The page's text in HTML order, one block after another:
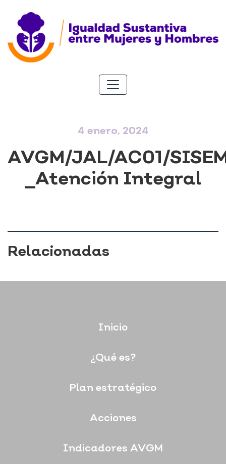
4 enero, 2024
AVGM/JAL/AC01/
_Atención Integral
Relacionadas
Inicio
¿Qué es?
Plan estratégico
Acciones
Indicadores AVGM